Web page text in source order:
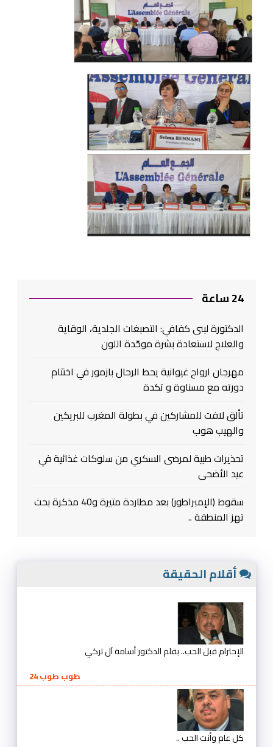
24 ساعة
الدكتورة لبنى كفافي: التصبغات الجلدية، الوقاية
والعلاج لاستعادة بشرة موحّدة اللون
مهرجان ارواح غيوانية يحط الرحال بازمور في اختتام
دورته مع مسناوة و تكدة
تألق لافت للمشاركين في بطولة المغرب للبريكين
والهيب هوب
تحذيرات طبية لمرضى السكري من سلوكات غذائية في
عيد الأضحى
سقوط (الإمبراطور) بعد مطاردة متيرة و40 مذكرة بحث
تهز المنطقة ..
أقلام الحقيقة
الإحترام قبل الحب.. بقلم الدكتور أسامة آل تركي
طوب طوب 24
كل عام وأنت الحب ..